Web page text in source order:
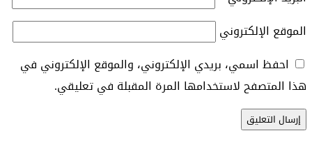
الموقع الإلكتروني
احفظ اسمي، بريدي الإلكتروني، والموقع الإلكتروني في
هذا المتصفح لاستخدامها المرة المقبلة في تعليقي.